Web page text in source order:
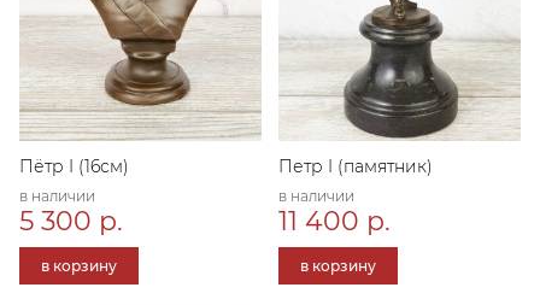
Пётр I (16см)
в наличии
5 300 р.
в корзину
Петр I (памятник)
в наличии
11 400 р.
в корзину